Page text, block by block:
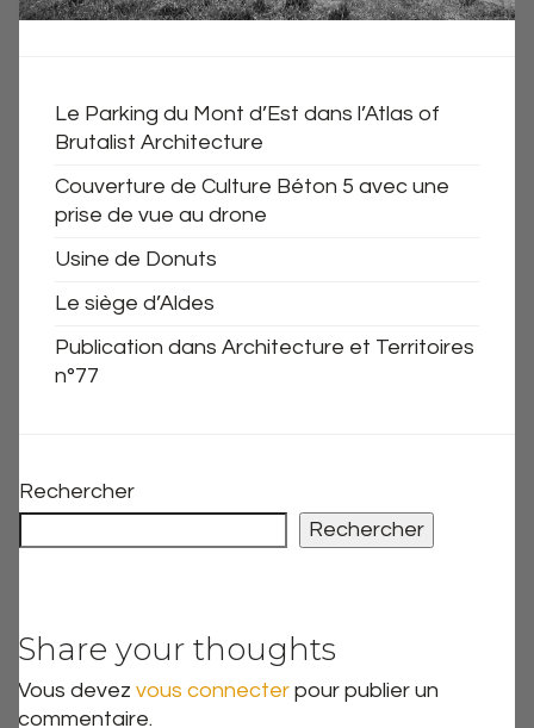
Le Parking du Mont d’Est dans l’Atlas of
Brutalist Architecture
Couverture de Culture Béton 5 avec une
prise de vue au drone
Usine de Donuts
Le siège d’Aldes
Publication dans Architecture et Territoires
n°77
Rechercher
Rechercher
Share your thoughts
Vous devez vous connecter pour publier un
commentaire.